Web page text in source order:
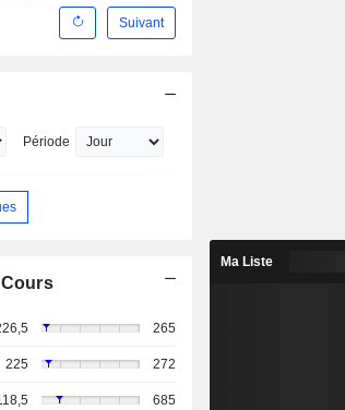
Suivant
Période
265
225 272
685
Ma Liste